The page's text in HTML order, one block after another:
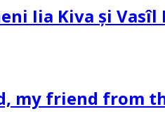
Iia Kiva și Vasîl
my friend from